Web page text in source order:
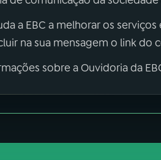
a EBC a melhorar os
na sua mensagem o link do
sobre a Ouvidoria da